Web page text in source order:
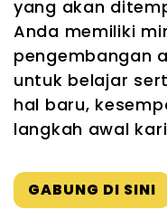
yang akan
Anda memiliki
pengembangan
untuk belajar
hal baru,
langkah awal
GABUNG DI SINI